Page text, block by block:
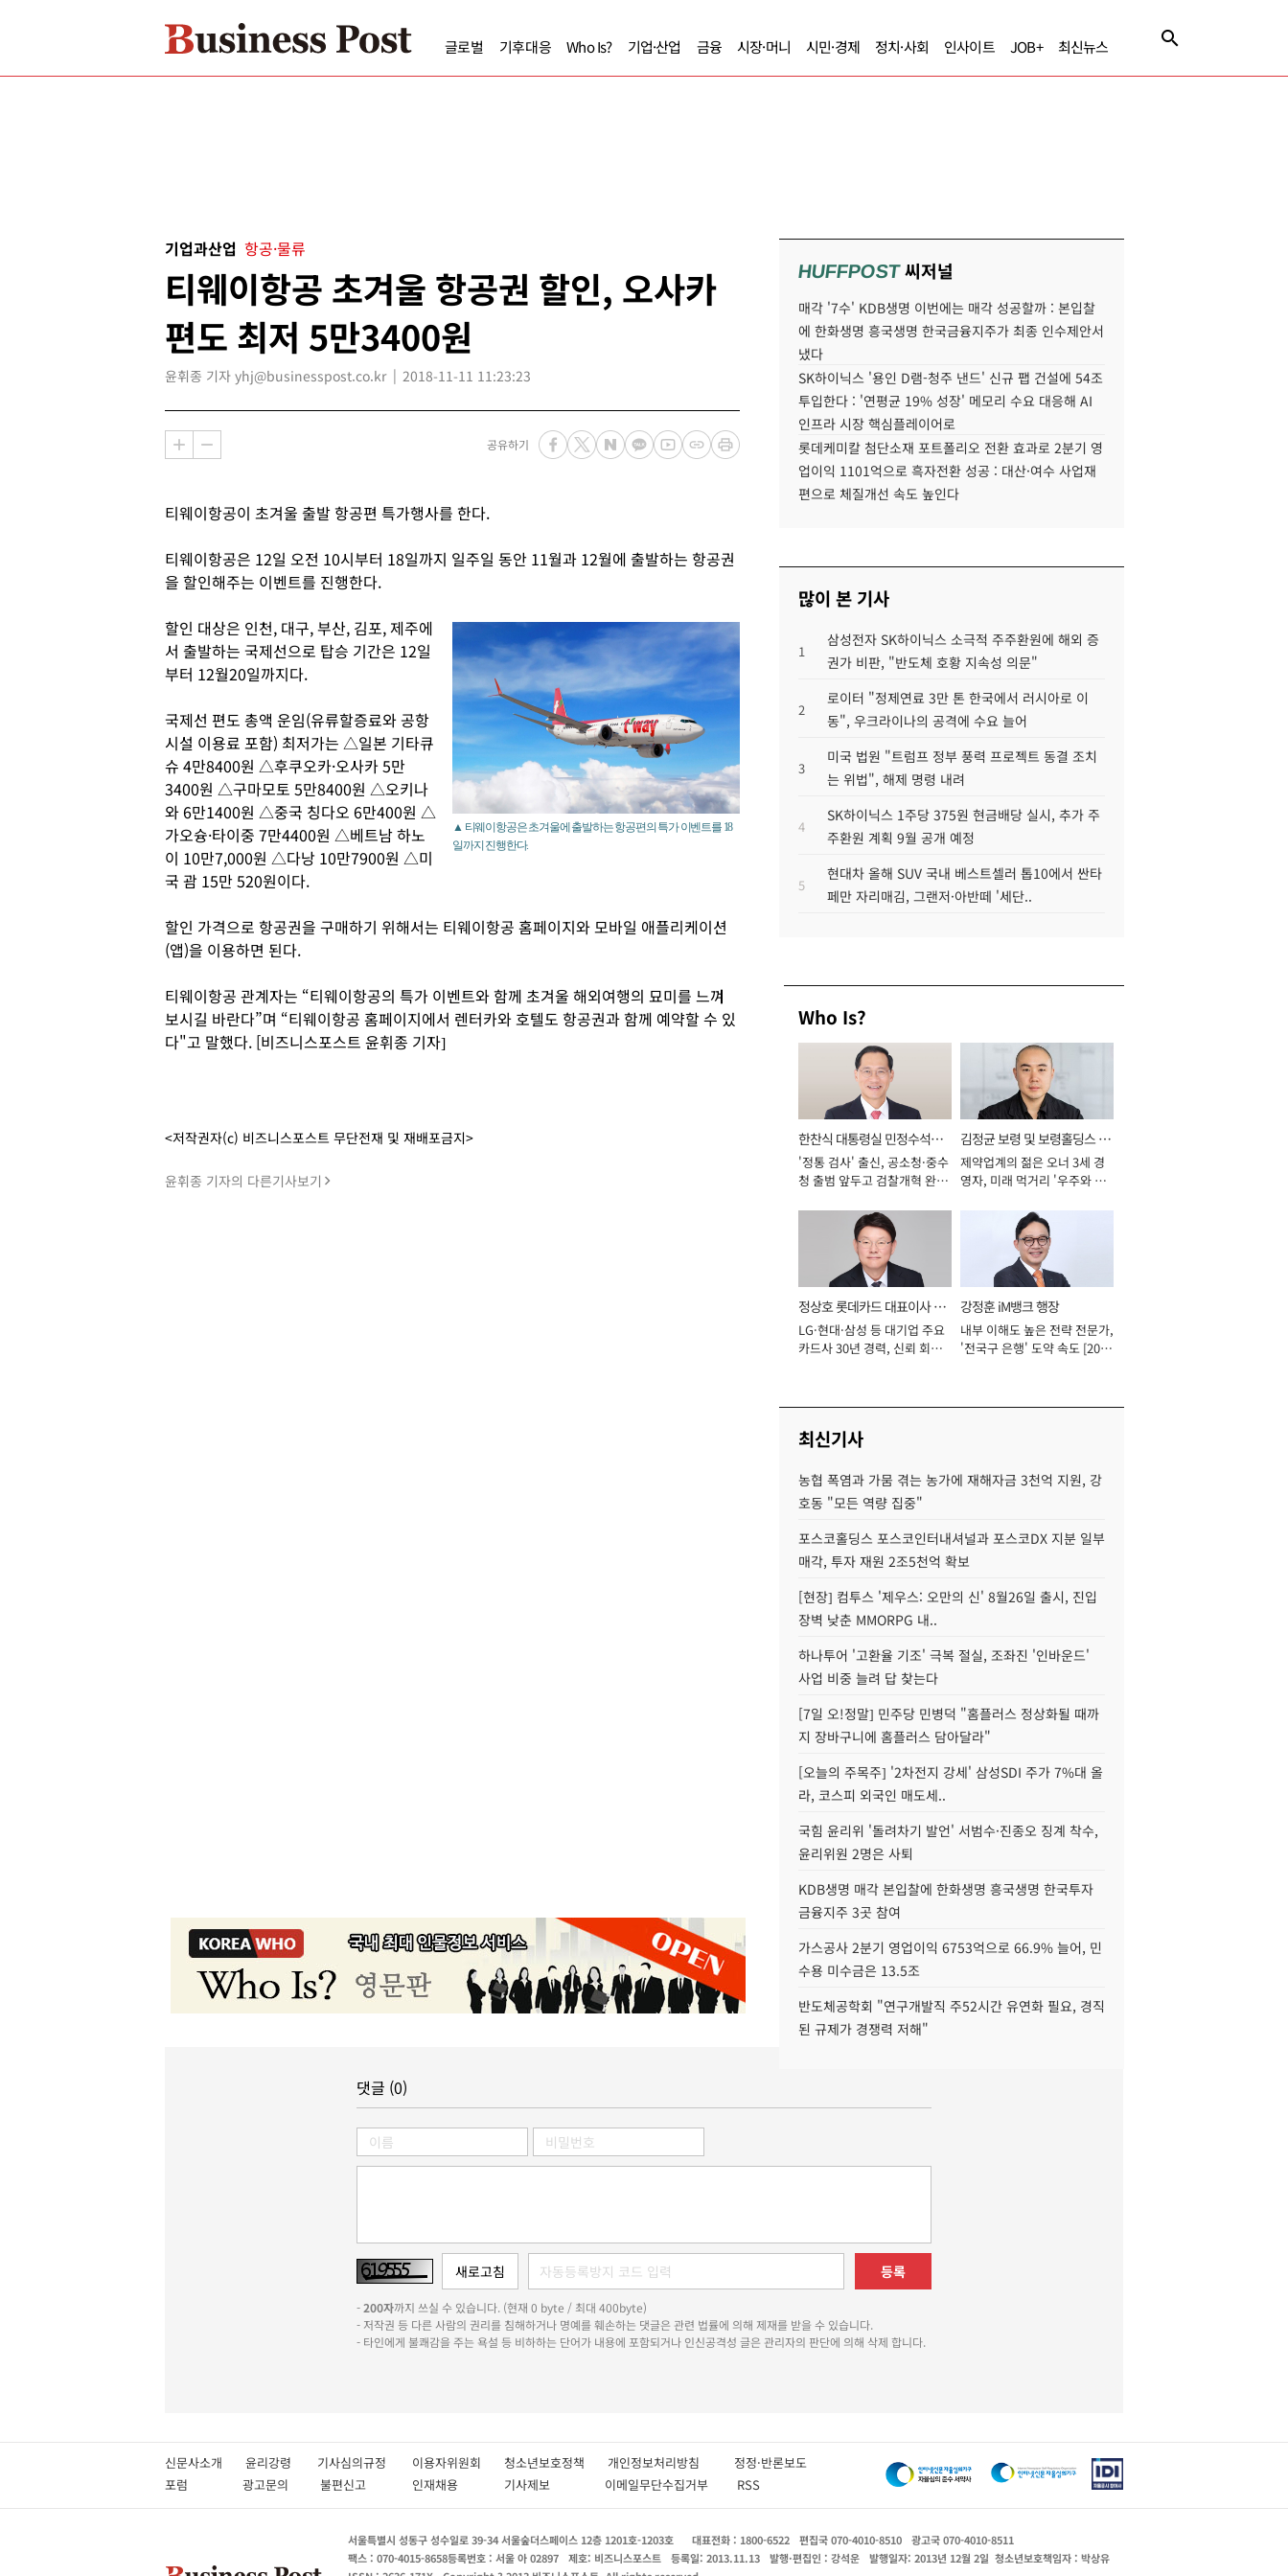
글로벌 기후대응 Who Is? 기업·산업 금융 시장·머니 시민·경제 정치·사회 인사이트 JOB+ 최신뉴스
기업과산업 항공·물류
티웨이항공 초겨울 항공권 할인, 오사카
편도 최저 5만3400원
윤휘종 기자 yhj@businesspost.co.kr 2018-11-11 11:23:23
공유하기
티웨이항공이 초겨울 출발 항공편 특가행사를 한다.
티웨이항공은 12일 오전 10시부터 18일까지 일주일 동안 11월과 12월에 출발하는 항공권
을 할인해주는 이벤트를 진행한다.
▲ 티웨이항공은 초겨울에 출발하는 항공편의 특가 이벤트를 18
일까지 진행한다.
할인 대상은 인천, 대구, 부산, 김포, 제주에
서 출발하는 국제선으로 탑승 기간은 12일
부터 12월20일까지다.
국제선 편도 총액 운임(유류할증료와 공항
시설 이용료 포함) 최저가는 △일본 기타큐
슈 4만8400원 △후쿠오카·오사카 5만
3400원 △구마모토 5만8400원 △오키나
와 6만1400원 △중국 칭다오 6만400원 △
가오슝·타이중 7만4400원 △베트남 하노
이 10만7,000원 △다낭 10만7900원 △미
국 괌 15만 520원이다.
할인 가격으로 항공권을 구매하기 위해서는 티웨이항공 홈페이지와 모바일 애플리케이션
(앱)을 이용하면 된다.
티웨이항공 관계자는 “티웨이항공의 특가 이벤트와 함께 초겨울 해외여행의 묘미를 느껴
보시길 바란다”며 “티웨이항공 홈페이지에서 렌터카와 호텔도 항공권과 함께 예약할 수 있
다"고 말했다. [비즈니스포스트 윤휘종 기자]
<저작권자(c) 비즈니스포스트 무단전재 및 재배포금지>
윤휘종 기자의 다른기사보기
HUFFPOST씨저널
매각 '7수' KDB생명 이번에는 매각 성공할까 : 본입찰
에 한화생명 흥국생명 한국금융지주가 최종 인수제안서
냈다
SK하이닉스 '용인 D램-청주 낸드' 신규 팹 건설에 54조
투입한다 : '연평균 19% 성장' 메모리 수요 대응해 AI
인프라 시장 핵심플레이어로
롯데케미칼 첨단소재 포트폴리오 전환 효과로 2분기 영
업이익 1101억으로 흑자전환 성공 : 대산·여수 사업재
편으로 체질개선 속도 높인다
많이 본 기사
1
삼성전자 SK하이닉스 소극적 주주환원에 해외 증
권가 비판, "반도체 호황 지속성 의문"
2
로이터 "정제연료 3만 톤 한국에서 러시아로 이
동", 우크라이나의 공격에 수요 늘어
3
미국 법원 "트럼프 정부 풍력 프로젝트 동결 조치
는 위법", 해제 명령 내려
4
SK하이닉스 1주당 375원 현금배당 실시, 추가 주
주환원 계획 9월 공개 예정
5
현대차 올해 SUV 국내 베스트셀러 톱10에서 싼타
페만 자리매김, 그랜저·아반떼 '세단..
Who Is?
한찬식 대통령실 민정수석비
서관
'정통 검사' 출신, 공소청·중수
청 출범 앞두고 검찰개혁 완수
김정균 보령 및 보령홀딩스 대
표이사 사장
제약업계의 젊은 오너 3세 경
영자, 미래 먹거리 '우주와 헬
정상호 롯데카드 대표이사 사
장
LG·현대·삼성 등 대기업 주요
카드사 30년 경력, 신뢰 회복
강정훈 iM뱅크 행장
내부 이해도 높은 전략 전문가,
'전국구 은행' 도약 속도 [2026
최신기사
농협 폭염과 가뭄 겪는 농가에 재해자금 3천억 지원, 강
호동 "모든 역량 집중"
포스코홀딩스 포스코인터내셔널과 포스코DX 지분 일부
매각, 투자 재원 2조5천억 확보
[현장] 컴투스 '제우스: 오만의 신' 8월26일 출시, 진입
장벽 낮춘 MMORPG 내..
하나투어 '고환율 기조' 극복 절실, 조좌진 '인바운드'
사업 비중 늘려 답 찾는다
[7일 오!정말] 민주당 민병덕 "홈플러스 정상화될 때까
지 장바구니에 홈플러스 담아달라"
[오늘의 주목주] '2차전지 강세' 삼성SDI 주가 7%대 올
라, 코스피 외국인 매도세..
국힘 윤리위 '돌려차기 발언' 서범수·진종오 징계 착수,
윤리위원 2명은 사퇴
KDB생명 매각 본입찰에 한화생명 흥국생명 한국투자
금융지주 3곳 참여
가스공사 2분기 영업이익 6753억으로 66.9% 늘어, 민
수용 미수금은 13.5조
반도체공학회 "연구개발직 주52시간 유연화 필요, 경직
된 규제가 경쟁력 저해"
댓글 (0)
등록
-200자까지 쓰실 수 있습니다. (현재 0 byte / 최대 400byte)
- 저작권 등 다른 사람의 권리를 침해하거나 명예를 훼손하는 댓글은 관련 법률에 의해 제재를 받을 수 있습니다.
- 타인에게 불쾌감을 주는 욕설 등 비하하는 단어가 내용에 포함되거나 인신공격성 글은 관리자의 판단에 의해 삭제 합니다.
신문사소개 윤리강령 기사심의규정 이용자위원회 청소년보호정책 개인정보처리방침 정정·반론보도
포럼
광고문의 불편신고 인재채용 기사제보 이메일무단수집거부 RSS
서울특별시 성동구 성수일로 39-34 서울숲더스페이스 12층 1201호-1203호 대표전화 : 1800-6522 편집국 070-4010-8510
광고국 070-4010-8511
팩스 : 070-4015-8658등록번호 : 서울 아 02897 제호: 비즈니스포스트 등록일: 2013.11.13 발행·편집인 : 강석운 발행일자: 2013년 12월 2일 청소년보호책임자 : 박상유